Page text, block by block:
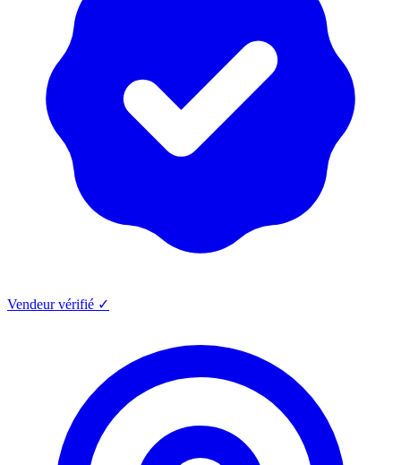
Vendeur vérifié ✓